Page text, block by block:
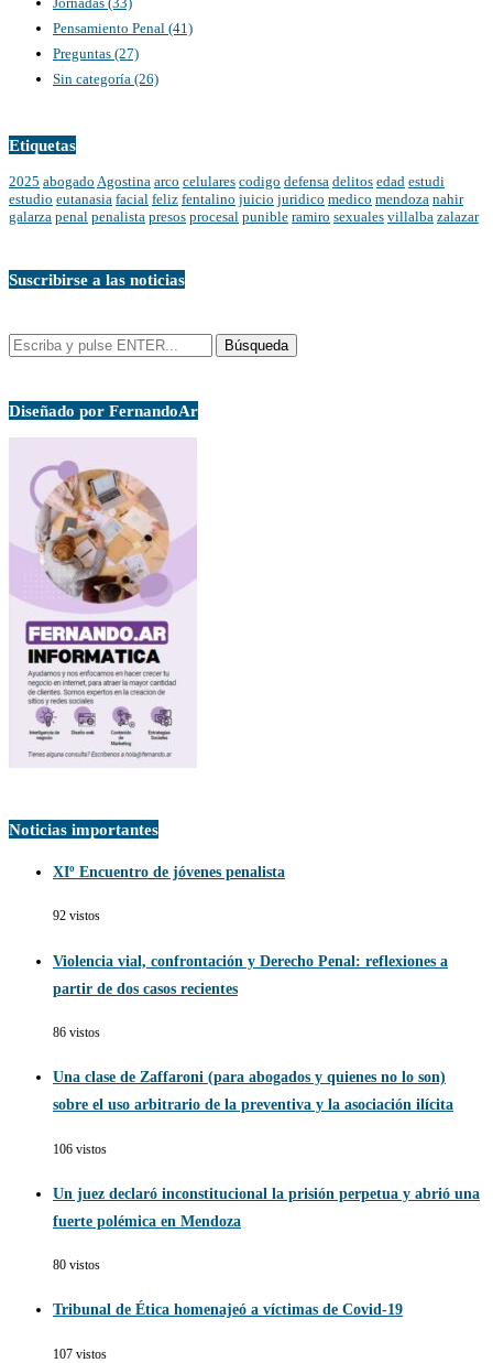
Pensamiento Penal (41)
Preguntas (27)
Sin categoría (26)
Etiquetas
2025 abogado Agostina arco celulares codigo defensa delitos edad estudi
estudio eutanasia facial feliz fentalino juicio juridico medico mendoza nahir
galarza penal penalista presos procesal punible ramiro sexuales villalba zalazar
Suscribirse a las noticias
Diseñado por FernandoAr
Noticias importantes
XIº Encuentro de jóvenes penalista
92 vistos
Violencia vial, confrontación y Derecho Penal: reflexiones a
partir de dos casos recientes
86 vistos
Una clase de Zaffaroni (para abogados y quienes no lo son)
sobre el uso arbitrario de la preventiva y la asociación ilícita
106 vistos
Un juez declaró inconstitucional la prisión perpetua y abrió una
fuerte polémica en Mendoza
80 vistos
Tribunal de Ética homenajeó a víctimas de Covid-19
107 vistos